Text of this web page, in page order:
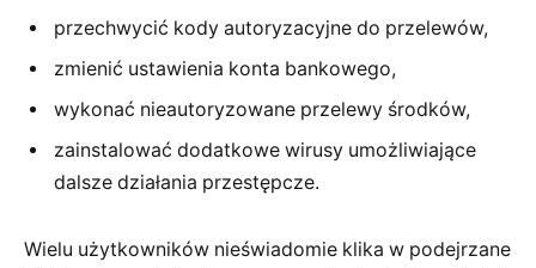
przechwycić kody autoryzacyjne do przelewów,
zmienić ustawienia konta bankowego,
wykonać nieautoryzowane przelewy środków,
zainstalować dodatkowe wirusy umożliwiające
dalsze działania przestępcze.
Wielu użytkowników nieświadomie klika w podejrzane